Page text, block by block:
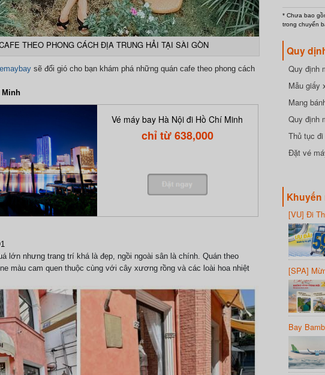
THEO PHONG CÁCH ĐỊA TRUNG HẢI TẠI SÀI GÒN
sẽ đổi gió cho bạn khám phá những quán cafe theo phong cách
Minh
Vé máy bay Hà Nội đi Hồ Chí Minh
chỉ từ 638,000
lớn nhưng trang trí khá là đẹp, ngồi ngoài sân là chính. Quán theo
màu cam quen thuộc cùng với cây xương rồng và các loài hoa nhiệt
* Chưa bao
trong chuyến
Quy
Quy định
cần biết
Mẫu giấy
Mang
Quy định
Thủ tục
Đặt vé
Khuyến
[VU] Đi
giảm 50%
[SPA]
20%
Bay